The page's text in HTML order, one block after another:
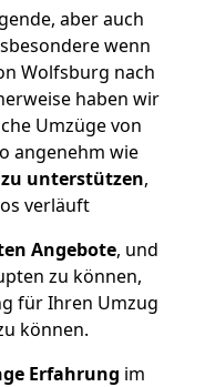
aber auch
wenn
Wolfsburg nach
haben wir
Umzüge von
angenehm wie
zu unterstützen,
verläuft
Angebote, und
zu können,
für Ihren Umzug
können.
Erfahrung im